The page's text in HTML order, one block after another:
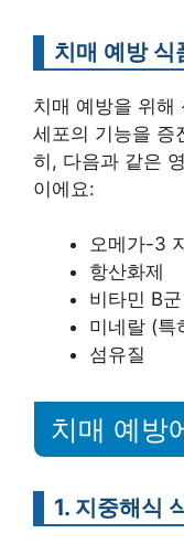
치매 예방 식
치매 예방을 위해
세포의 기능을 증
히, 다음과 같은
이에요:
오메가-3
항산화제
비타민 B군
미네랄 (특
섬유질
치매 예방
1. 지중해식